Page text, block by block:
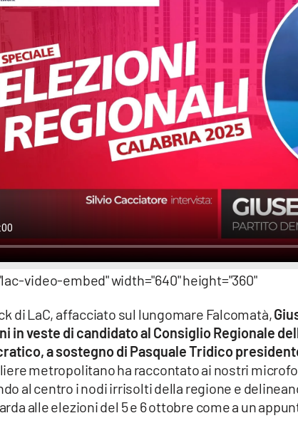
video-embed" width="640" height="360"
di LaC, affacciato sul lungomare Falcomatà,
in veste di candidato al Consiglio Regionale
a sostegno di Pasquale Tridico
metropolitano ha raccontato ai nostri
al centro i nodi irrisolti della regione e
alle elezioni del 5 e 6 ottobre come a un